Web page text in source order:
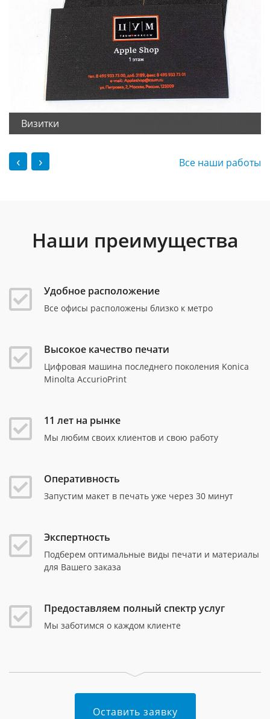
Визитки
‹ › Все наши работы
Наши преимущества
Удобное расположение
Все офисы расположены близко к метро
Высокое качество печати
Цифровая машина последнего поколения Konica
Minolta AccurioPrint
11 лет на рынке
Мы любим своих клиентов и свою работу
Оперативность
Запустим макет в печать уже через 30 минут
Экспертность
Подберем оптимальные виды печати и материалы
для Вашего заказа
Предоставляем полный спектр услуг
Мы заботимся о каждом клиенте
Оставить заявку